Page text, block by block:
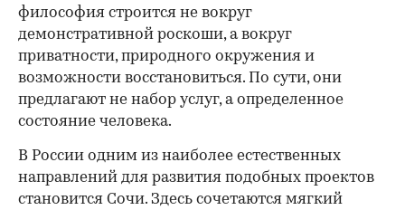
философия строится не вокруг
демонстративной роскоши, а вокруг
приватности, природного окружения и
возможности восстановиться. По сути, они
предлагают не набор услуг, а определенное
состояние человека.
В России одним из наиболее естественных
направлений для развития подобных проектов
становится Сочи. Здесь сочетаются мягкий